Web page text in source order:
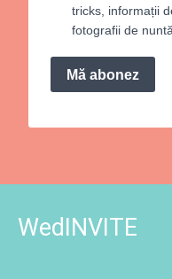
tricks, informații
fotografii de
Mă abonez
WedINVITE